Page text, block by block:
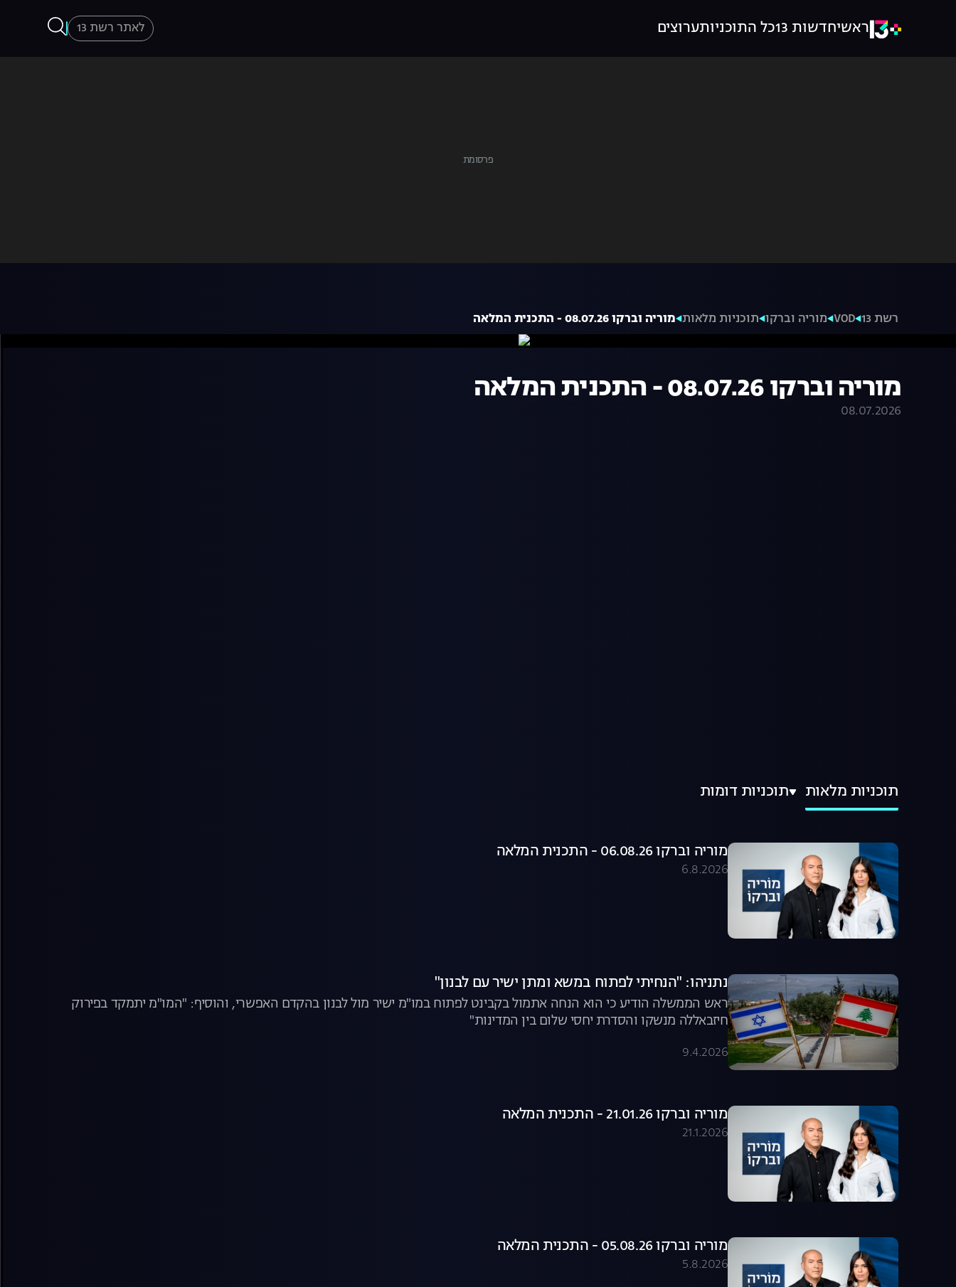
ראשיחדשות 13 כל התוכניותערוצים לאתר רשת 13
רשת 13 VOD מוריה וברקו תוכניות מלאות מוריה וברקו 08.07.26 - התכנית המלאה
מוריה וברקו 08.07.26 - התכנית המלאה
08.07.2026
תוכניות מלאות תוכניות דומות
מוריה וברקו 06.08.26 - התכנית המלאה
6.8.2026
נתניהו: "הנחיתי לפתוח במשא ומתן ישיר עם לבנון"
ראש הממשלה הודיע כי הוא הנחה אתמול בקבינט לפתוח במו"מ ישיר מול לבנון בהקדם האפשרי, והוסיף: "המו"מ יתמקד בפירוק
חיזבאללה מנשקו והסדרת יחסי שלום בין המדינות"
9.4.2026
מוריה וברקו 21.01.26 - התכנית המלאה
21.1.2026
מוריה וברקו 05.08.26 - התכנית המלאה
5.8.2026